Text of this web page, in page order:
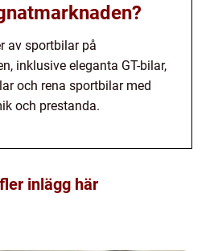
av sportbilar på
inklusive eleganta GT-bilar,
och rena sportbilar med
och prestanda.
inlägg här